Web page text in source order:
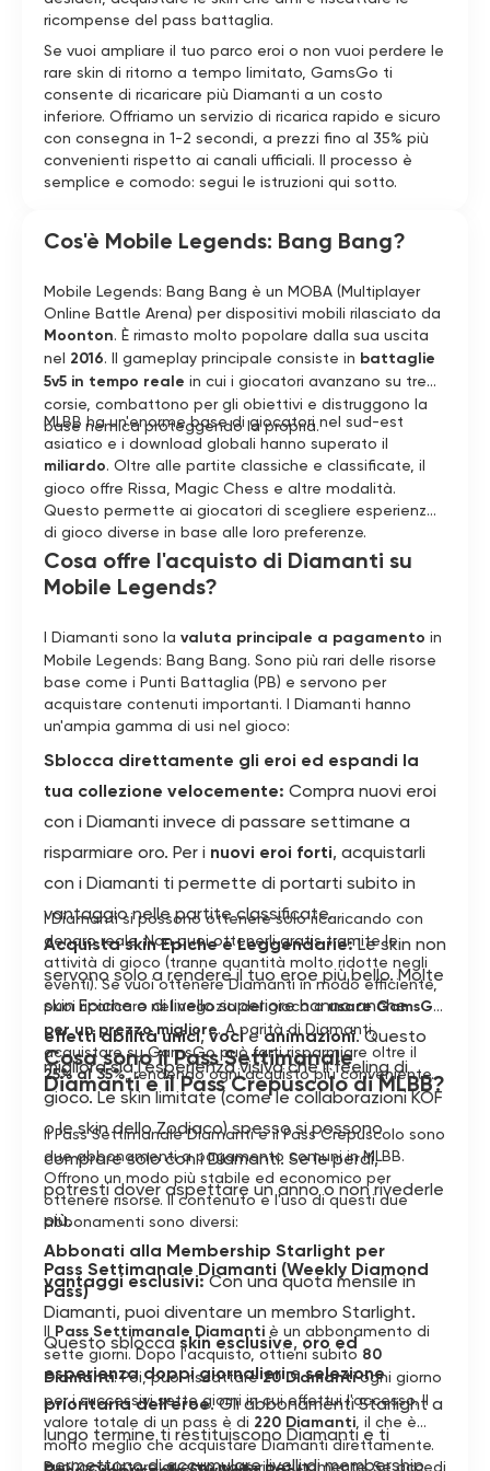
ricompense del pass battaglia.
Se vuoi ampliare il tuo parco eroi o non vuoi perdere le
rare skin di ritorno a tempo limitato, GamsGo ti
consente di ricaricare più Diamanti a un costo
inferiore. Offriamo un servizio di ricarica rapido e sicuro
con consegna in 1-2 secondi, a prezzi fino al 35% più
convenienti rispetto ai canali ufficiali. Il processo è
semplice e comodo: segui le istruzioni qui sotto.
Cos'è Mobile Legends: Bang Bang?
Mobile Legends: Bang Bang è un MOBA (Multiplayer
Online Battle Arena) per dispositivi mobili rilasciato da
Moonton. È rimasto molto popolare dalla sua uscita
nel 2016. Il gameplay principale consiste in battaglie
5v5 in tempo reale in cui i giocatori avanzano su tre
corsie, combattono per gli obiettivi e distruggono la
base nemica proteggendo la propria.
MLBB ha un'enorme base di giocatori nel sud-est
asiatico e i download globali hanno superato il
miliardo. Oltre alle partite classiche e classificate, il
gioco offre Rissa, Magic Chess e altre modalità.
Questo permette ai giocatori di scegliere esperienze
di gioco diverse in base alle loro preferenze.
Cosa offre l'acquisto di Diamanti su
Mobile Legends?
I Diamanti sono la valuta principale a pagamento in
Mobile Legends: Bang Bang. Sono più rari delle risorse
base come i Punti Battaglia (PB) e servono per
acquistare contenuti importanti. I Diamanti hanno
un'ampia gamma di usi nel gioco:
Sblocca direttamente gli eroi ed espandi la
tua collezione velocemente: Compra nuovi eroi
con i Diamanti invece di passare settimane a
risparmiare oro. Per i nuovi eroi forti, acquistarli
con i Diamanti ti permette di portarti subito in
vantaggio nelle partite classificate.
Acquista skin Epiche e Leggendarie:Le skin non
servono solo a rendere il tuo eroe più bello. Molte
skin Epiche o di livello superiore hanno anche
effetti abilità unici,vocieanimazioni. Questo
migliora sia l'esperienza visiva che il feeling di
gioco. Le skin limitate (come le collaborazioni KOF
o le skin dello Zodiaco) spesso si possono
comprare solo con i Diamanti. Se le perdi,
potresti dover aspettare un anno o non rivederle
più.
Abbonati alla Membership Starlight per
vantaggi esclusivi:Con una quota mensile in
Diamanti, puoi diventare un membro Starlight.
Questo sbloccaskin esclusive,oro ed
esperienza doppi giornalierieselezione
prioritaria dell'eroe. Gli abbonamenti Starlight a
lungo termine ti restituiscono Diamanti e ti
permettono di accumulare livelli di membership
I Diamanti si possono ottenere solo ricaricando con
denaro reale. Non puoi ottenerli gratis tramite le
attività di gioco (tranne quantità molto ridotte negli
eventi). Se vuoi ottenere Diamanti in modo efficiente,
puoi ricaricare nel negozio del gioco ousare GamsGo
per un prezzo migliore. A parità di Diamanti,
acquistare su GamsGo può farti risparmiare oltre il
25% al 35%, rendendo ogni acquisto più conveniente.
Cosa sono il Pass Settimanale
Diamanti e il Pass Crepuscolo di MLBB?
Il Pass Settimanale Diamanti e il Pass Crepuscolo sono
due abbonamenti a pagamento comuni in MLBB.
Offrono un modo più stabile ed economico per
ottenere risorse. Il contenuto e l'uso di questi due
abbonamenti sono diversi:
Pass Settimanale Diamanti (Weekly Diamond
Pass)
Il Pass Settimanale Diamanti è un abbonamento di
sette giorni. Dopo l'acquisto, ottieni subito 80
Diamanti. Poi, puoi riscattare20 Diamantiogni giorno
per i successivi sette giorni in cui effettui l'accesso. Il
valore totale di un pass è di 220 Diamanti , il che è
molto meglio che acquistare Diamanti direttamente.
Puoi acquistare questo pass ripetutamente. Se accedi